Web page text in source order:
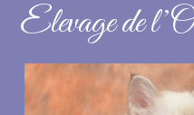
Elevage de